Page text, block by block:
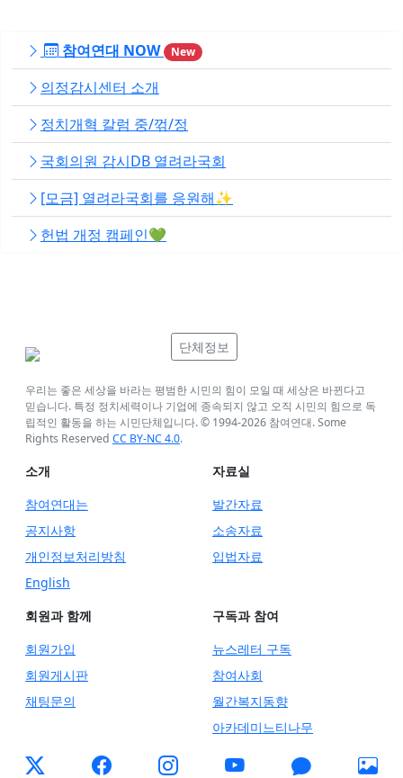
참여연대 NOW New
의정감시센터 소개
정치개혁 칼럼 중/꺾/정
국회의원 감시DB 열려라국회
[모금] 열려라국회를 응원해✨
헌법 개정 캠페인💚
단체정보
우리는 좋은 세상을 바라는 평범한 시민의 힘이 모일 때 세상은 바뀐다고
믿습니다. 특정 정치세력이나 기업에 종속되지 않고 오직 시민의 힘으로 독
립적인 활동을 하는 시민단체입니다. © 1994-2026 참여연대. Some
Rights Reserved CC BY-NC 4.0.
소개
참여연대는
공지사항
개인정보처리방침
English
자료실
발간자료
소송자료
입법자료
회원과 함께
회원가입
회원게시판
채팅문의
구독과 참여
뉴스레터 구독
참여사회
월간복지동향
아카데미느티나무